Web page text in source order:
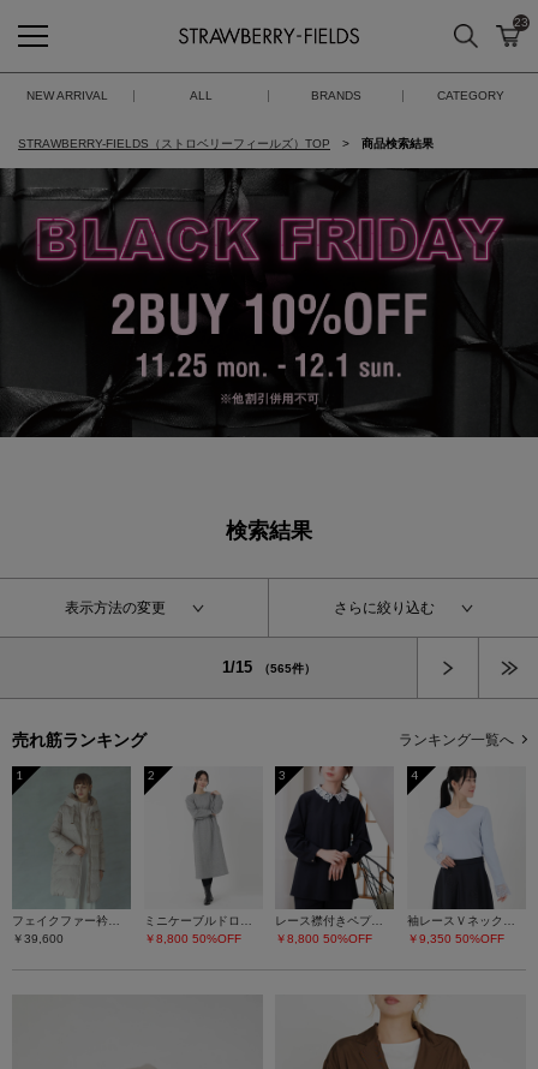
STRAWBERRY-FIELDS
検索 カ
23
NEW ARRIVAL ALL BRANDS CATEGORY
STRAWBERRY-FIELDS（ストロベリーフィールズ）TOP 商品検索結果
検索結果
表示方法の変更 さらに絞り込む
1/15 （565件）
売れ筋ランキング ランキング一覧へ
1
￥39,600
2
￥8,800 50%OFF
3
￥8,800 50%OFF
4
￥9,350 50%OFF